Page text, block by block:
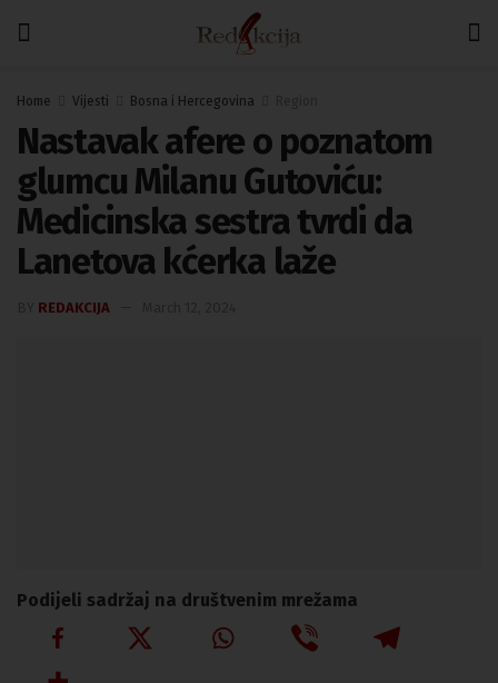
Home Vijesti Bosna i Hercegovina
Nastavak afere o poznatom
glumcu Milanu Gutoviću:
Medicinska sestra tvrdi da
Lanetova kćerka laže
REDAKCIJA
Podijeli sadržaj na društvenim mrežama